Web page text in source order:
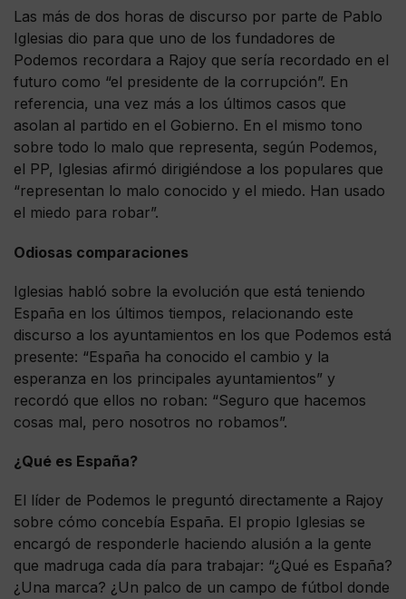
Las más de dos horas de discurso por parte de Pablo
Iglesias dio para que uno de los fundadores de
Podemos recordara a Rajoy que sería recordado en el
futuro como “el presidente de la corrupción”. En
referencia, una vez más a los últimos casos que
asolan al partido en el Gobierno. En el mismo tono
sobre todo lo malo que representa, según Podemos,
el PP, Iglesias afirmó dirigiéndose a los populares que
“representan lo malo conocido y el miedo. Han usado
el miedo para robar”.
Odiosas comparaciones
Iglesias habló sobre la evolución que está teniendo
España en los últimos tiempos, relacionando este
discurso a los ayuntamientos en los que Podemos está
presente: “España ha conocido el cambio y la
esperanza en los principales ayuntamientos” y
recordó que ellos no roban: “Seguro que hacemos
cosas mal, pero nosotros no robamos”.
¿Qué es España?
El líder de Podemos le preguntó directamente a Rajoy
sobre cómo concebía España. El propio Iglesias se
encargó de responderle haciendo alusión a la gente
que madruga cada día para trabajar: “¿Qué es España?
¿Una marca? ¿Un palco de un campo de fútbol donde